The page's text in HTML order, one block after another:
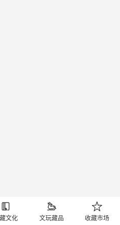

文化

文玩藏品

收藏市场